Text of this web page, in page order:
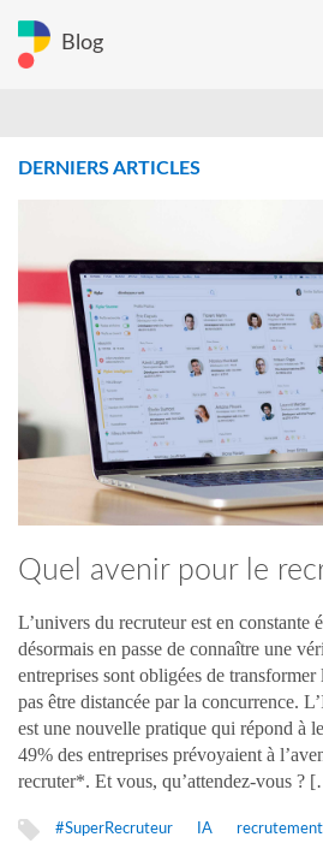
Blog
DERNIERS ARTICLES
Quel avenir pour le
L’univers du recruteur est en constante
désormais en passe de connaître une
entreprises sont obligées de
pas être distancée par la concurrence.
est une nouvelle pratique qui répond à
49% des entreprises prévoyaient à
recruter*. Et vous, qu’attendez-vous ?
#SuperRecruteur IA recrutement